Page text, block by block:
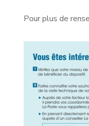
Pour plus de